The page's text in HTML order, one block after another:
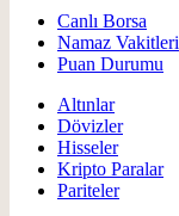
Canlı Borsa
Namaz Vakitleri
Puan Durumu
Altınlar
Dövizler
Hisseler
Kripto Paralar
Pariteler